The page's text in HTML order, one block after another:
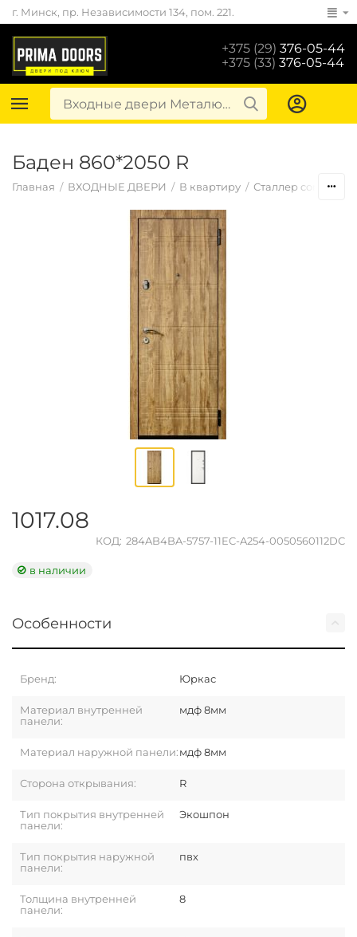
г. Минск, пр. Независимости 134, пом. 221.
+375 (29) 376-05-44
+375 (33) 376-05-44
Баден 860*2050 R
Главная / ВХОДНЫЕ ДВЕРИ / В квартиру / Сталлер comfort 2К
КОД: 284AB4BA-5757-11EC-A254-0050560112DC
1017.08
в наличии
Особенности
Бренд: Юркас
Материал внутренней
панели:
мдф 8мм
Материал наружной панели:мдф 8мм
Сторона открывания: R
Тип покрытия внутренней
панели:
Экошпон
Тип покрытия наружной
панели:
пвх
Толщина внутренней
панели:
8